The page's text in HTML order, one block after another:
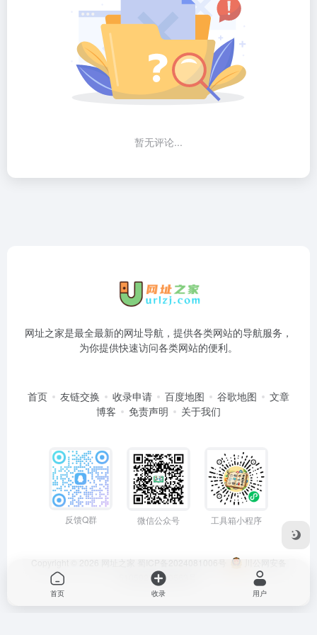
暂无评论...
网址之家是最全最新的网址导航，提供各类网站的导航服务，
为你提供快速访问各类网站的便利。
首页 友链交换 收录申请 百度地图 谷歌地图
文章
博客
免责声明 关于我们
反馈Q群 微信公众号 工具箱小程序
Copyright © 2026 网址之家 蜀ICP备2024081006号
川公网安备
51050202000563号
首页 收录 用户